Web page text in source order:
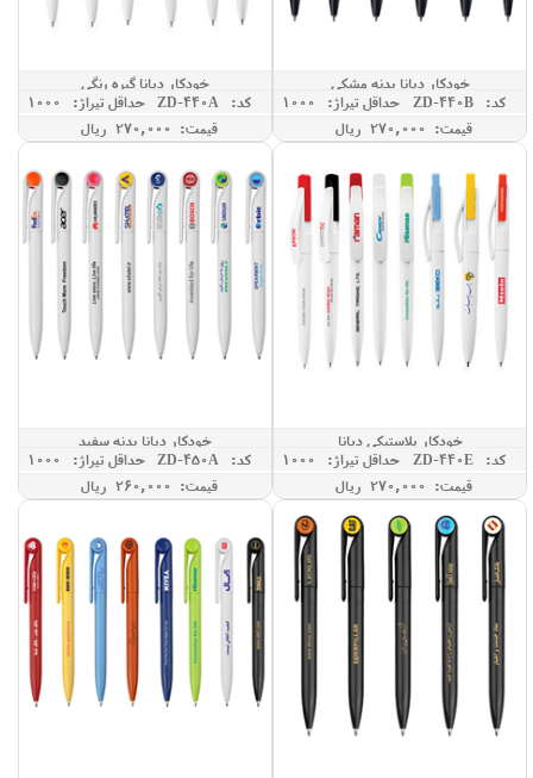
خودکار دیانا بدنه مشکی
کد: ZD-440B
حداقل تيراژ: 1000
قیمت: 270,000 ريال
خودکار دیانا گیره رنگی
کد: ZD-440A
حداقل تيراژ: 1000
قیمت: 270,000 ريال
خودکار پلاستیکی دیانا
کد: ZD-440E
حداقل تيراژ: 1000
قیمت: 270,000 ريال
خودکار دیانا بدنه سفید
کد: ZD-450A
حداقل تيراژ: 1000
قیمت: 260,000 ريال